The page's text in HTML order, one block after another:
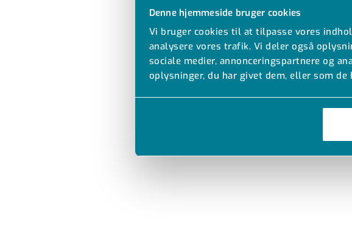
Denne hjemmeside bruger cookies
Vi bruger cookies til at tilpasse vores
analysere vores trafik. Vi deler også
sociale medier, annonceringspartnere og
oplysninger, du har givet dem, eller som